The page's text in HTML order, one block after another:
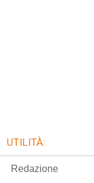
UTILITÀ:
Redazione